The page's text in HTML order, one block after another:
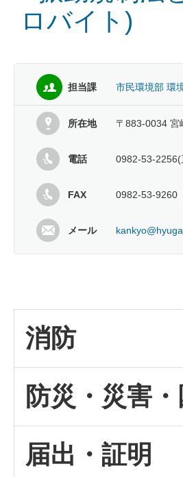
ロバイト)
担当課 市民環境部 環
所在地 〒883-0034 宮
電話 0982-53-2256(
FAX 0982-53-9260
メール
消防
防災・災害
届出・証明